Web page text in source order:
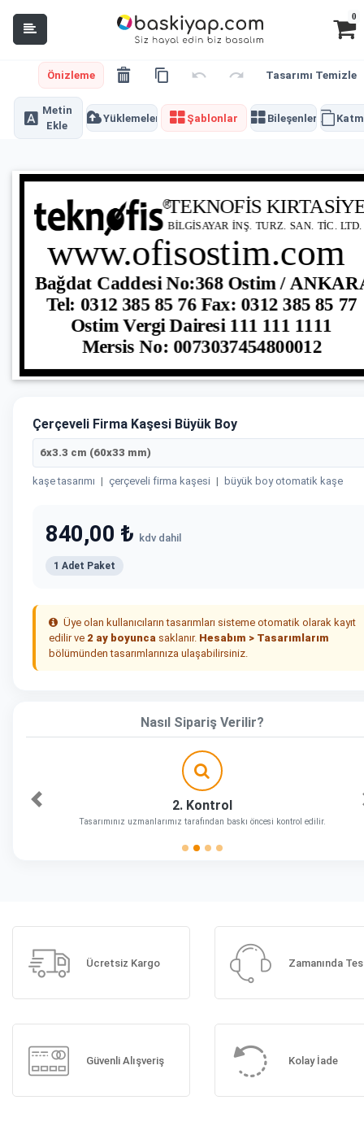
0
Önizleme Tasarımı Temizle
Metin
Ekle
Yüklemeler Şablonlar Bileşenler
Çerçeveli Firma Kaşesi Büyük Boy
6x3.3 cm (60x33 mm)
kaşe tasarımı | çerçeveli firma kaşesi | büyük boy otomatik kaşe
840,00 ₺ kdv dahil
1 Adet Paket
Üye olan kullanıcıların tasarımları sisteme otomatik olarak kayıt
edilir ve 2 ay boyunca saklanır. Hesabım > Tasarımlarım
bölümünden tasarımlarınıza ulaşabilirsiniz.
Nasıl Sipariş Verilir?
2. Kontrol
Tasarımınız uzmanlarımız tarafından baskı öncesi kontrol edilir.
Önceki
Ücretsiz Kargo Zamanında
Güvenli Alışveriş Kolay İade